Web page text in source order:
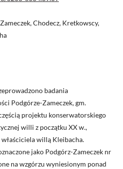
Chodecz, Kretkowscy,
badania
Podgórze-Zameczek, gm.
projektu konserwatorskiego
willi z początku XX w.,
willą Kleibacha.
jako Podgórz-Zameczek nr
na wzgórzu wyniesionym ponad